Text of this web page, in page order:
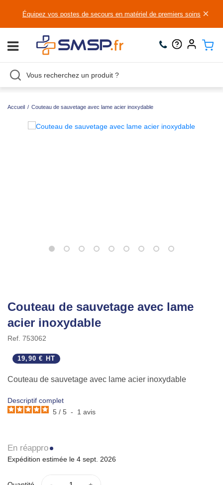
Équipez vos postes de secours en matériel de premiers soins ×
Accueil / Couteau de sauvetage avec lame acier inoxydable
Couteau de sauvetage avec lame
acier inoxydable
Ref. 753062
19,90 € HT
Couteau de sauvetage avec lame acier inoxydable
Descriptif complet
5 / 5 - 1 avis
En réappro
Expédition estimée le 4 sept. 2026